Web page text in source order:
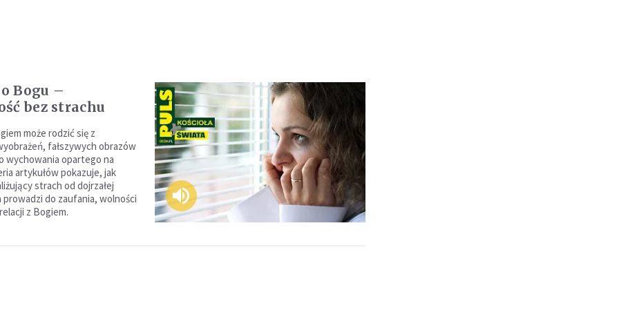
Bogu –
bez strachu
może rodzić się z
fałszywych obrazów
wychowania opartego na
artykułów pokazuje, jak
strach od dojrzałej
prowadzi do zaufania, wolności
z Bogiem.